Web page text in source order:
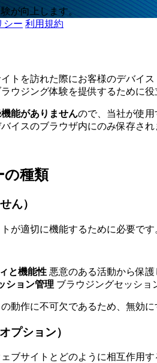
が向上します。
シー 利用規約
トを訪れた際にお客様のデバイ
ウジング体験を提供するために役
能がありませんので、当社が使
イスのブラウザ内にのみ保存され
の種類
ん）
が適切に機能するために必要です
と機能性 悪意のある活動から保
ション管理 ブラウジングセッショ
動作に不可欠であるため、無効に
プション）
ブサイトとどのように相互作用す